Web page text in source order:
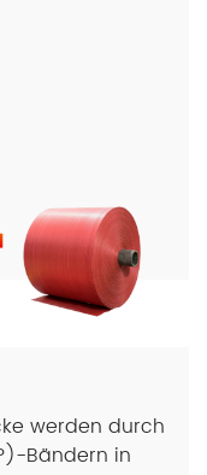
werden durch
Bändern in